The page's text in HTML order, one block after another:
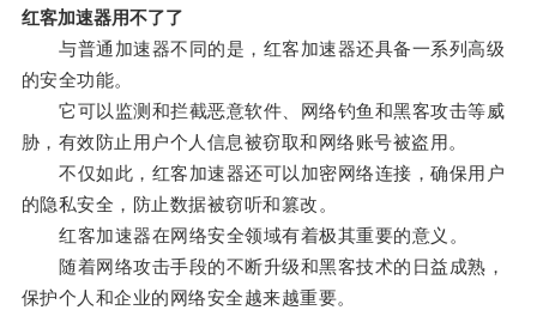
红客加速器用不了了
与普通加速器不同的是，红客加速器还具备一系列高级
的安全功能。
它可以监测和拦截恶意软件、网络钓鱼和黑客攻击等威
胁，有效防止用户个人信息被窃取和网络账号被盗用。
不仅如此，红客加速器还可以加密网络连接，确保用户
的隐私安全，防止数据被窃听和篡改。
红客加速器在网络安全领域有着极其重要的意义。
随着网络攻击手段的不断升级和黑客技术的日益成熟，
保护个人和企业的网络安全越来越重要。